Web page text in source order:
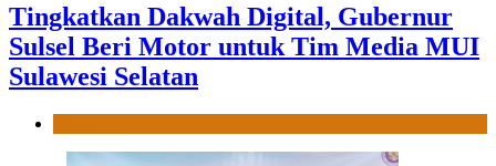
Tingkatkan Dakwah Digital, Gubernur
Sulsel Beri Motor untuk Tim Media MUI
Sulawesi Selatan